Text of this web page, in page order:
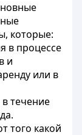
которые:
в процессе
и
или в
течение
того какой